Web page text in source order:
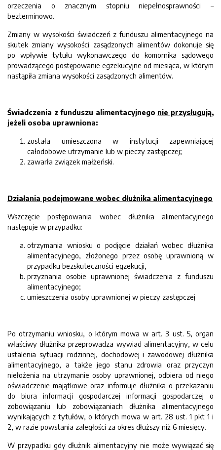
orzeczenia o znacznym stopniu niepełnosprawności –
bezterminowo.
Zmiany w wysokości świadczeń z funduszu alimentacyjnego na
skutek zmiany wysokości zasądzonych alimentów dokonuje się
po wpływie tytułu wykonawczego do komornika sądowego
prowadzącego postępowanie egzekucyjne od miesiąca, w którym
nastąpiła zmiana wysokości zasądzonych alimentów.
Świadczenia z funduszu alimentacyjnego nie przysługują,
jeżeli osoba uprawniona:
została umieszczona w instytucji zapewniającej
całodobowe utrzymanie lub w pieczy zastępczej;
zawarła związek małżeński.
Działania podejmowane wobec dłużnika alimentacyjnego
Wszczęcie postępowania wobec dłużnika alimentacyjnego
następuje w przypadku:
otrzymania wniosku o podjęcie działań wobec dłużnika
alimentacyjnego, złożonego przez osobę uprawnioną w
przypadku bezskuteczności egzekucji,
przyznania osobie uprawnionej świadczenia z funduszu
alimentacyjnego;
umieszczenia osoby uprawnionej w pieczy zastępczej
Po otrzymaniu wniosku, o którym mowa w art. 3 ust. 5, organ
właściwy dłużnika przeprowadza wywiad alimentacyjny, w celu
ustalenia sytuacji rodzinnej, dochodowej i zawodowej dłużnika
alimentacyjnego, a także jego stanu zdrowia oraz przyczyn
niełożenia na utrzymanie osoby uprawnionej, odbiera od niego
oświadczenie majątkowe oraz informuje dłużnika o przekazaniu
do biura informacji gospodarczej informacji gospodarczej o
zobowiązaniu lub zobowiązaniach dłużnika alimentacyjnego
wynikających z tytułów, o których mowa w art. 28 ust. 1 pkt 1 i
2, w razie powstania zaległości za okres dłuższy niż 6 miesięcy.
W przypadku gdy dłużnik alimentacyjny nie może wywiązać się